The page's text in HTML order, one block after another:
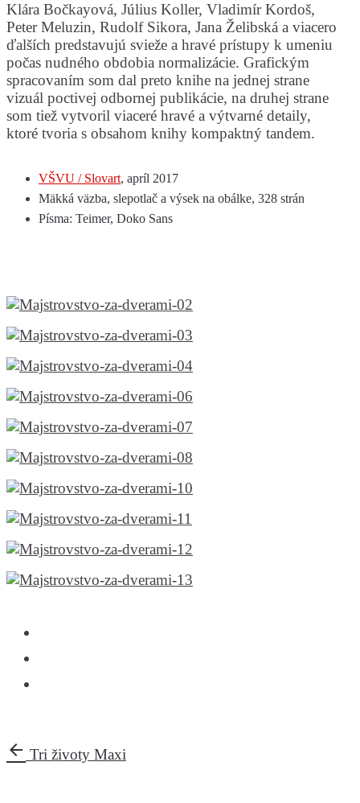
Klára Bočkayová, Július Koller, Vladimír Kordoš,
Peter Meluzin, Rudolf Sikora, Jana Želibská a viacero
ďalších predstavujú svieže a hravé prístupy k umeniu
počas nudného obdobia normalizácie. Grafickým
spracovaním som dal preto knihe na jednej strane
vizuál poctivej odbornej publikácie, na druhej strane
som tiež vytvoril viaceré hravé a výtvarné detaily,
ktoré tvoria s obsahom knihy kompaktný tandem.
VŠVU / Slovart, apríl 2017
Mäkká väzba, slepotlač a výsek na obálke, 328 strán
Písma: Teimer, Doko Sans
arrow_back Tri životy Maxi